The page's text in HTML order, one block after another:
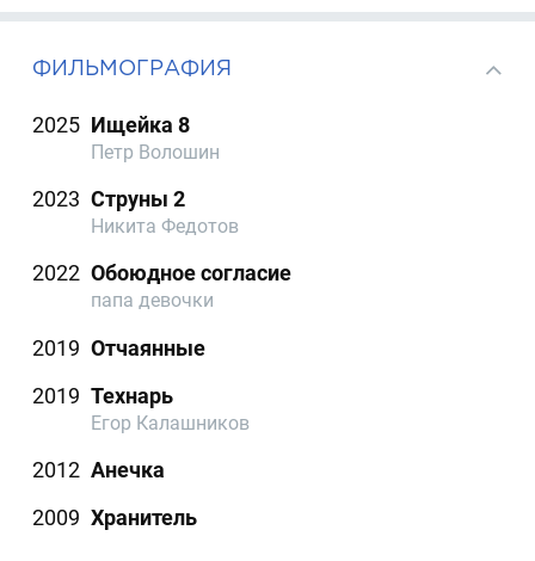
ФИЛЬМОГРАФИЯ
2025 Ищейка 8
Петр Волошин
2023 Струны 2
Никита Федотов
2022 Обоюдное согласие
папа девочки
2019 Отчаянные
2019 Технарь
Егор Калашников
2012 Анечка
2009 Хранитель